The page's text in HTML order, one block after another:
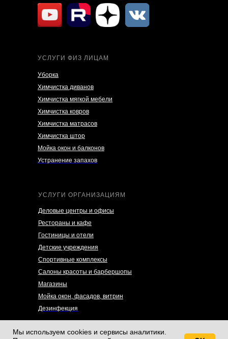
Мы используем cookies и сервисы аналитики.
УСЛУГИ ФИЗ ЛИЦАМ
Уборка
Химчистка диванов
Химчистка мягкой мебели
Химчистка ковров
Химчистка матрасов
Химчистка штор
Мойка окон и балконов
Устранение запахов
УСЛУГИ ОРГАНИЗАЦИЯМ
Деловые центры и офисы
Рестораны и кафе
Гостиницы и отели
Детские учреждения
Спортивные комплексы
Салоны красоты и барбершопы
Магазины
Мойка окон, фасадов, витрин
Дезинфекция